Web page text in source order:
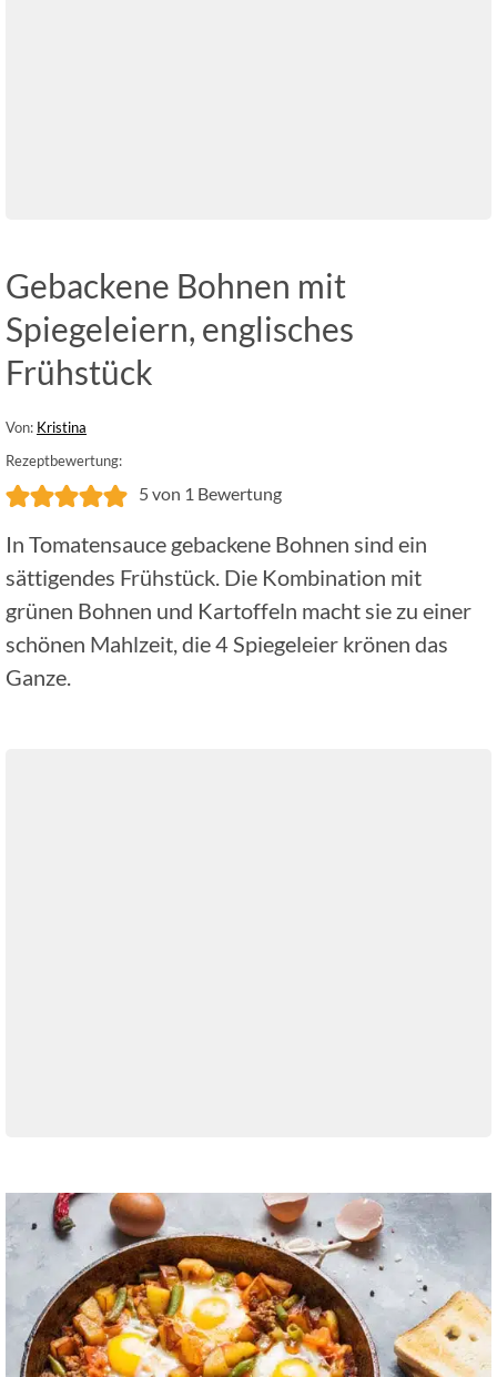
Gebackene Bohnen mit
Spiegeleiern, englisches
Frühstück
Von: Kristina
Rezeptbewertung:
5von 1 Bewertung
In Tomatensauce gebackene Bohnen sind ein
sättigendes Frühstück. Die Kombination mit
grünen Bohnen und Kartoffeln macht sie zu einer
schönen Mahlzeit, die 4 Spiegeleier krönen das
Ganze.